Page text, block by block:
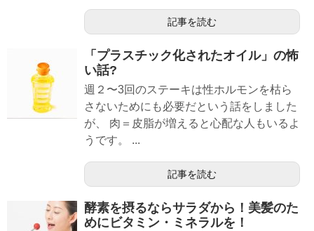
記事を読む
「プラスチック化されたオイル」の怖
い話?
週２〜3回のステーキは性ホルモンを枯ら
さないためにも必要だという話をしました
が、 肉＝皮脂が増えると心配な人もいるよ
うです。 ...
記事を読む
酵素を摂るならサラダから！美髪のた
めにビタミン・ミネラルを！